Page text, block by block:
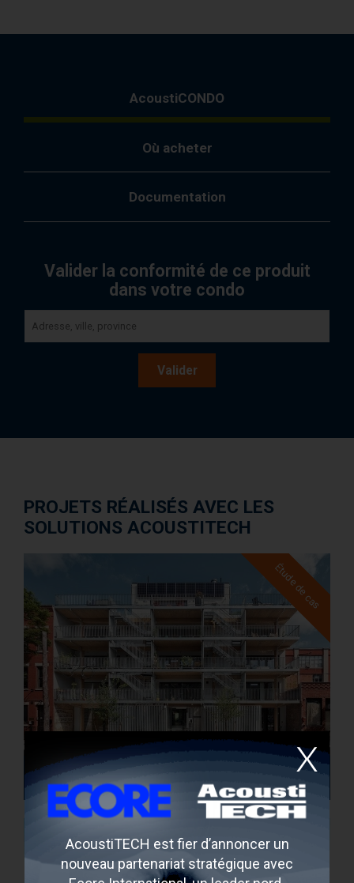
AcoustiCONDO
Où acheter
Documentation
Valider la conformité de ce produit
dans votre condo
Valider
PROJETS RÉALISÉS AVEC LES
SOLUTIONS ACOUSTITECH
Étude de cas
283 Greene Avenue
Brooklyn, New York, USA
AcoustiTECH est fier d’annoncer un
nouveau partenariat stratégique avec